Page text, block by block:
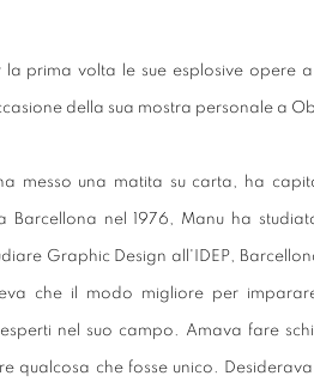
prima volta le sue esplosive opere
della sua mostra personale a
messo una matita su carta, ha
Barcellona nel 1976, Manu ha
Graphic Design all'IDEP,
che il modo migliore per
nel suo campo. Amava fare
qualcosa che fosse unico.